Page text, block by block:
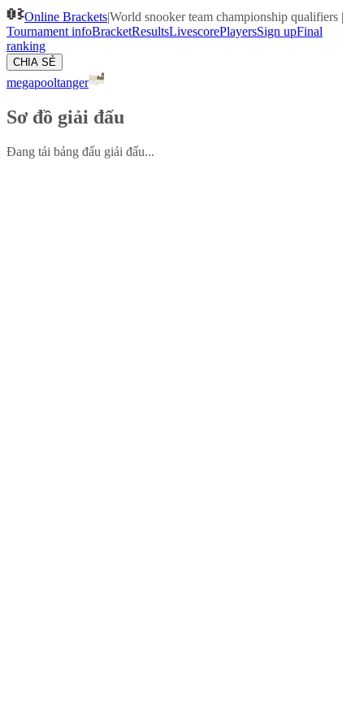
Online Brackets|World snooker team championship qualifiers |
Tournament infoBracketResultsLivescorePlayersSign upFinal
ranking
CHIA SẺ
megapooltanger
Sơ đồ giải đấu
Đang tải bảng đấu giải đấu...